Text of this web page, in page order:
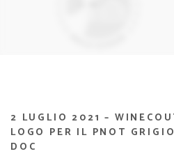
2 LUGLIO 2021 –
LOGO PER IL PNOT
DOC